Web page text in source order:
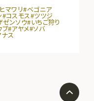
マワリ#ベゴニア
#コスモス#ツツジ
ゼンソウ#いちご狩り
ブ#アヤメ#ソバ
ス